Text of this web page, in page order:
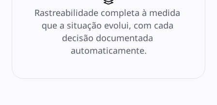
Rastreabilidade completa à medida
que a situação evolui, com cada
decisão documentada
automaticamente.